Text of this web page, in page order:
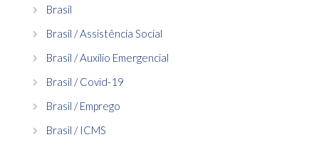
Brasil
Brasil / Assistência Social
Brasil / Auxílio Emergencial
Brasil / Covid-19
Brasil / Emprego
Brasil / ICMS